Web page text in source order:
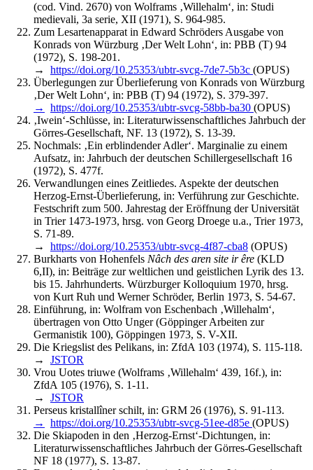
(cod. Vind. 2670) von Wolframs ‚Willehalm‘, in: Studi
medievali, 3a serie, XII (1971), S. 964-985.
Zum Lesartenapparat in Edward Schröders Ausgabe von
Konrads von Würzburg ‚Der Welt Lohn‘, in: PBB (T) 94
(1972), S. 198-201.
→ https://doi.org/10.25353/ubtr-svcg-7de7-5b3c (OPUS)
Überlegungen zur Überlieferung von Konrads von Würzburg
‚Der Welt Lohn‘, in: PBB (T) 94 (1972), S. 379-397.
→
https://doi.org/10.25353/ubtr-svcg-58bb-ba30 (OPUS)
‚Iwein‘-Schlüsse, in: Literaturwissenschaftliches Jahrbuch der
Görres-Gesellschaft, NF. 13 (1972), S. 13-39.
Nochmals: ‚Ein erblindender Adler‘. Marginalie zu einem
Aufsatz, in: Jahrbuch der deutschen Schillergesellschaft 16
(1972), S. 477f.
Verwandlungen eines Zeitliedes. Aspekte der deutschen
Herzog-Ernst-Überlieferung, in: Verführung zur Geschichte.
Festschrift zum 500. Jahrestag der Eröffnung der Universität
in Trier 1473-1973, hrsg. von Georg Droege u.a., Trier 1973,
S. 71-89.
→ https://doi.org/10.25353/ubtr-svcg-4f87-cba8 (OPUS)
Burkharts von Hohenfels Nâch des aren site ir êre (KLD
6,II), in: Beiträge zur weltlichen und geistlichen Lyrik des 13.
bis 15. Jahrhunderts. Würzburger Kolloquium 1970, hrsg.
von Kurt Ruh und Werner Schröder, Berlin 1973, S. 54-67.
Einführung, in: Wolfram von Eschenbach ‚Willehalm‘,
übertragen von Otto Unger (Göppinger Arbeiten zur
Germanistik 100), Göppingen 1973, S. V-XII.
Die Kriegslist des Pelikans, in: ZfdA 103 (1974), S. 115-118.
→ JSTOR
Vrou Uotes triuwe (Wolframs ‚Willehalm‘ 439, 16f.), in:
ZfdA 105 (1976), S. 1-11.
→ JSTOR
Perseus kristallîner schilt, in: GRM 26 (1976), S. 91-113.
→
https://doi.org/10.25353/ubtr-svcg-51ee-d85e (OPUS)
Die Skiapoden in den ‚Herzog-Ernst‘-Dichtungen, in:
Literaturwissenschaftliches Jahrbuch der Görres-Gesellschaft
NF 18 (1977), S. 13-87.